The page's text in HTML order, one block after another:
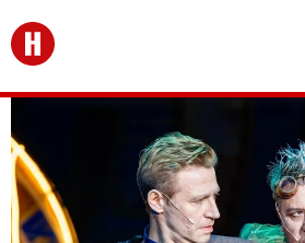
Перейти на главную